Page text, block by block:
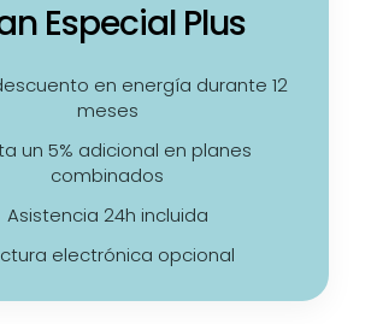
Especial Plus
en energía durante 12
meses
un 5% adicional en planes
combinados
Asistencia 24h incluida
electrónica opcional